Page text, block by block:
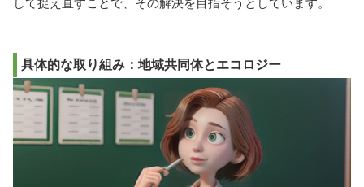
具体的な取り組み：地域共同体とエコロジー